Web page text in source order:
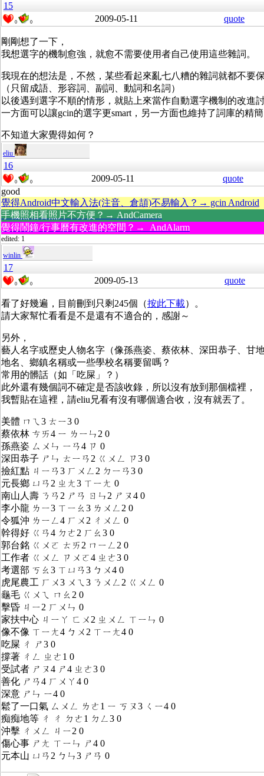
15
0 0 2009-05-11 quote
剛剛想了一下，
我想選字的機制愈強，就愈不需要使用者自己使用這些雜詞。
我現在的想法是，不然，某些看起來亂七八糟的雜詞就都不要
（只留成語、形容詞、副詞、動詞和名詞）
以後遇到選字不順的情形，就貼上來當作自動選字機制的改進
一方面可以讓gcin的選字更smart，另一方面也維持了詞庫的精
不知道大家覺得如何？
eliu
16
0 0 2009-05-11
quote
good
覺得Android中文輸入法(注音、倉頡)不易輸入？→ gcin Android
手機照相看照片不方便？→ AndCamera
覺得鬧鐘/行事曆有改進的空間？→ AndAlarm
edited: 1
winlin
17
0 0 2009-05-13 quote
看了好幾遍，目前刪到只剩245個（按此下載）。
請大家幫忙看看是不是還有不適合的，感謝～
另外，
藝人名字或歷史人物名字（像孫燕姿、蔡依林、深田恭子、甘
地名、鄉鎮名稱或一些學校名稱要留嗎？
常用的髒話（如「吃屎」？）
此外還有幾個詞不確定是否該收錄，所以沒有放到那個檔裡，
我暫貼在這裡，請eliu兄看有沒有哪個適合收，沒有就丟了。
美體 ㄇㄟ3 ㄊㄧ3 0
蔡依林 ㄘㄞ4 ㄧ ㄌㄧㄣ2 0
孫燕姿 ㄙㄨㄣ ㄧㄢ4 ㄗ 0
深田恭子 ㄕㄣ ㄊㄧㄢ2 ㄍㄨㄥ ㄗ3 0
撿紅點 ㄐㄧㄢ3 ㄏㄨㄥ2 ㄉㄧㄢ3 0
元長鄉 ㄩㄢ2 ㄓㄤ3 ㄒㄧㄤ 0
南山人壽 ㄋㄢ2 ㄕㄢ ㄖㄣ2 ㄕㄡ4 0
李小龍 ㄌㄧ3 ㄒㄧㄠ3 ㄌㄨㄥ2 0
令狐沖 ㄌㄧㄥ4 ㄏㄨ2 ㄔㄨㄥ 0
幹得好 ㄍㄢ4 ㄉㄜ2 ㄏㄠ3 0
郭台銘 ㄍㄨㄛ ㄊㄞ2 ㄇㄧㄥ2 0
工作者 ㄍㄨㄥ ㄗㄨㄛ4 ㄓㄜ3 0
考選部 ㄎㄠ3 ㄒㄩㄢ3 ㄅㄨ4 0
虎尾農工 ㄏㄨ3 ㄨㄟ3 ㄋㄨㄥ2 ㄍㄨㄥ 0
龜毛 ㄍㄨㄟ ㄇㄠ2 0
擊昏 ㄐㄧ2 ㄏㄨㄣ 0
家扶中心 ㄐㄧㄚ ㄈㄨ2 ㄓㄨㄥ ㄒㄧㄣ 0
像不像 ㄒㄧㄤ4 ㄅㄨ2 ㄒㄧㄤ4 0
吃屎 ㄔ ㄕ3 0
撐著 ㄔㄥ ㄓㄜ1 0
受試者 ㄕㄡ4 ㄕ4 ㄓㄜ3 0
善化 ㄕㄢ4 ㄏㄨㄚ4 0
深意 ㄕㄣ ㄧ4 0
鬆了一口氣 ㄙㄨㄥ ㄌㄜ1 ㄧ ㄎㄡ3 ㄑㄧ4 0
痴痴地等 ㄔ ㄔ ㄉㄜ1 ㄉㄥ3 0
沖擊 ㄔㄨㄥ ㄐㄧ2 0
傷心事 ㄕㄤ ㄒㄧㄣ ㄕ4 0
元本山 ㄩㄢ2 ㄅㄣ3 ㄕㄢ 0